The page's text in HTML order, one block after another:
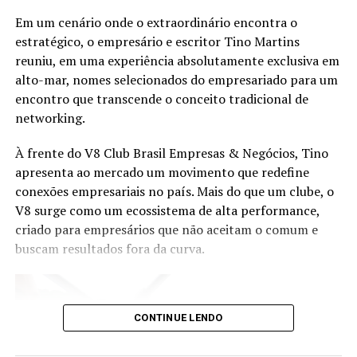
transformação. Representando a entidade, Orlando
Junior, Diretor de Certificação e Educação Continuada,
abordará como o desenvolvimento de novas
competências pode preparar os profissionais para atuar
em segmentos estratégicos da economia brasileira e
acompanhar a evolução das demandas dos investidores.
Eduardo Vanin, Estrategista Sênior de Agricultura da
Marex e Analista do Complexo Soja, abordará o cenário
atual do agronegócio, as oportunidades que o setor abre
para assessores de investimento, os movimentos de
mercado que impactam investidores e como os
profissionais podem ampliar as conversas com seus
agrícolas e derivativos, Vanin atende atualmente
grandes fundos de investimento no Brasil e na China,
Em um cenário onde o extraordinário encontra o
estratégico, o empresário e escritor Tino Martins
reuniu, em uma experiência absolutamente exclusiva em
alto-mar, nomes selecionados do empresariado para um
encontro que transcende o conceito tradicional de
networking.
À frente do V8 Club Brasil Empresas & Negócios, Tino
apresenta ao mercado um movimento que redefine
conexões empresariais no país. Mais do que um clube, o
V8 surge como um ecossistema de alta performance,
criado para empresários que não aceitam o comum e
buscam resultados fora da curva.
CONTINUE LENDO